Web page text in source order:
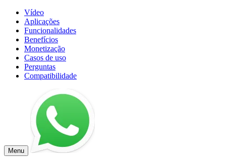
Vídeo
Aplicações
Funcionalidades
Benefícios
Monetização
Casos de uso
Perguntas
Compatibilidade
Menu